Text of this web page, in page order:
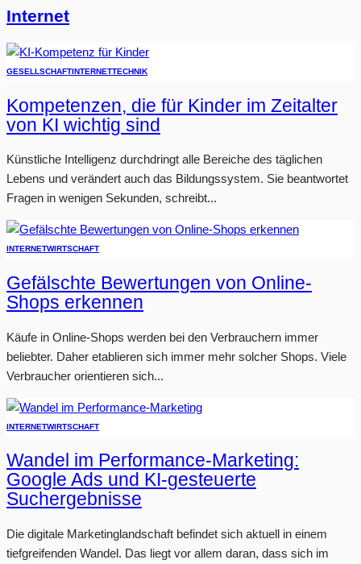
Internet
GESELLSCHAFTINTERNETTECHNIK
Kompetenzen, die für Kinder im Zeitalter
von KI wichtig sind
Künstliche Intelligenz durchdringt alle Bereiche des täglichen
Lebens und verändert auch das Bildungssystem. Sie beantwortet
Fragen in wenigen Sekunden, schreibt...
INTERNETWIRTSCHAFT
Gefälschte Bewertungen von Online-
Shops erkennen
Käufe in Online-Shops werden bei den Verbrauchern immer
beliebter. Daher etablieren sich immer mehr solcher Shops. Viele
Verbraucher orientieren sich...
INTERNETWIRTSCHAFT
Wandel im Performance-Marketing:
Google Ads und KI-gesteuerte
Suchergebnisse
Die digitale Marketinglandschaft befindet sich aktuell in einem
tiefgreifenden Wandel. Das liegt vor allem daran, dass sich im